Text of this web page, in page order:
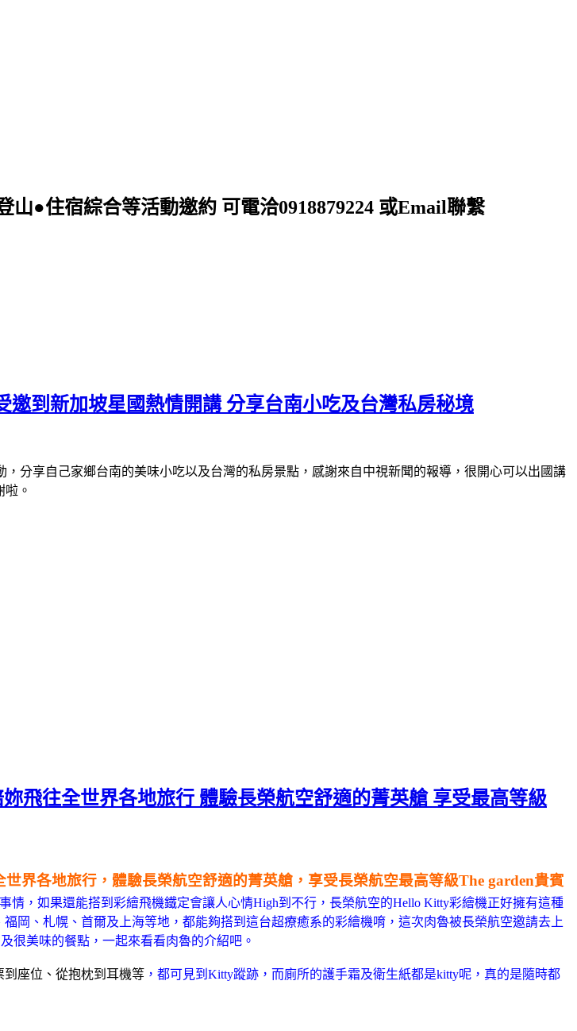
●住宿綜合等活動邀約 可電洽0918879224 或Email聯繫
到新加坡星國熱情開講 分享台南小吃及台灣私房秘境
分享自己家鄉台南的美味小吃以及台灣的私房景點，感謝來自中視新聞的報導，很開心可以出國講
。
飛往全世界各地旅行 體驗長榮航空舒適的菁英艙 享受最高等級
界各地旅行，體驗長榮航空舒適的菁英艙，享受長榮航空最高等級The garden貴賓
情，如果還能搭到彩繪飛機鐵定會讓人心情High到不行 ，長榮航空的Hello Kitty彩繪機正好擁有這種
岡、札幌、首爾及上海等地 ，都能夠搭到這台超療癒系的彩繪機唷 ，這次肉魯被長榮航空邀請去上
很美味的餐點 ，一起來看看肉魯的介紹吧。
到座位、從抱枕到耳機等 ，都可見到Kitty蹤跡 ，而廁所的護手霜及衛生紙都是kitty呢 ，真的是隨時都